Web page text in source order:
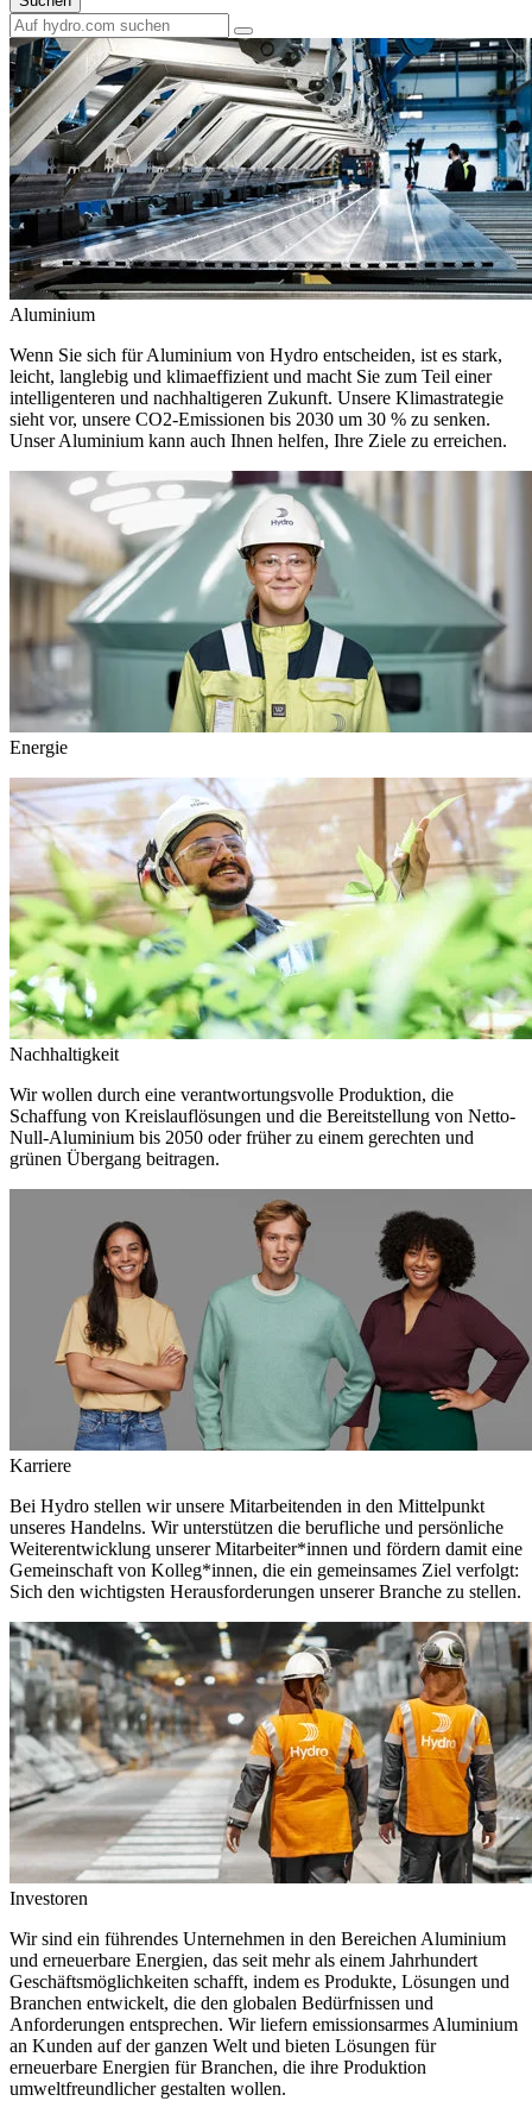
Aluminium
Wenn Sie sich für Aluminium von Hydro entscheiden, ist es stark,
leicht, langlebig und klimaeffizient und macht Sie zum Teil einer
intelligenteren und nachhaltigeren Zukunft. Unsere Klimastrategie
sieht vor, unsere CO2-Emissionen bis 2030 um 30 % zu senken.
Unser Aluminium kann auch Ihnen helfen, Ihre Ziele zu erreichen.
Energie
Nachhaltigkeit
Wir wollen durch eine verantwortungsvolle Produktion, die
Schaffung von Kreislauflösungen und die Bereitstellung von Netto-
Null-Aluminium bis 2050 oder früher zu einem gerechten und
grünen Übergang beitragen.
Karriere
Bei Hydro stellen wir unsere Mitarbeitenden in den Mittelpunkt
unseres Handelns. Wir unterstützen die berufliche und persönliche
Weiterentwicklung unserer Mitarbeiter*innen und fördern damit eine
Gemeinschaft von Kolleg*innen, die ein gemeinsames Ziel verfolgt:
Sich den wichtigsten Herausforderungen unserer Branche zu stellen.
Investoren
Wir sind ein führendes Unternehmen in den Bereichen Aluminium
und erneuerbare Energien, das seit mehr als einem Jahrhundert
Geschäftsmöglichkeiten schafft, indem es Produkte, Lösungen und
Branchen entwickelt, die den globalen Bedürfnissen und
Anforderungen entsprechen. Wir liefern emissionsarmes Aluminium
an Kunden auf der ganzen Welt und bieten Lösungen für
erneuerbare Energien für Branchen, die ihre Produktion
umweltfreundlicher gestalten wollen.